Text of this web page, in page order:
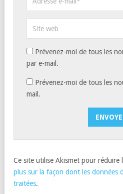
Prévenez-moi de tous les
par e-mail.
Prévenez-moi de tous les
mail.
Ce site utilise Akismet pour réduire
plus sur la façon dont les données
traitées.